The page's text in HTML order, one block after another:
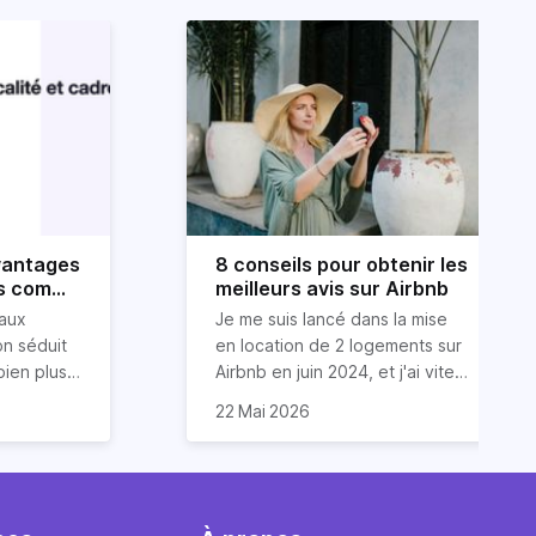
séduit
plus
à
limites
8 conseils pour obtenir les
meilleurs avis sur Airbnb
Je me suis lancé dans la mise
en location de 2 logements sur
Airbnb en juin 2024, et j'ai vite
exceptionnels, une
petites attentions qui font
étoiles de la part de vos
de mon expérience
22 Mai 2026